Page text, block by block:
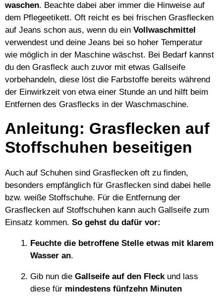
waschen. Beachte dabei aber immer die Hinweise auf
dem Pflegeetikett. Oft reicht es bei frischen Grasflecken
auf Jeans schon aus, wenn du ein Vollwaschmittel
verwendest und deine Jeans bei so hoher Temperatur
wie möglich in der Maschine wäschst. Bei Bedarf kannst
du den Grasfleck auch zuvor mit etwas Gallseife
vorbehandeln, diese löst die Farbstoffe bereits während
der Einwirkzeit von etwa einer Stunde an und hilft beim
Entfernen des Grasflecks in der Waschmaschine.
Anleitung: Grasflecken auf
Stoffschuhen beseitigen
Auch auf Schuhen sind Grasflecken oft zu finden,
besonders empfänglich für Grasflecken sind dabei helle
bzw. weiße Stoffschuhe. Für die Entfernung der
Grasflecken auf Stoffschuhen kann auch Gallseife zum
Einsatz kommen. So gehst du dafür vor:
Feuchte die betroffene Stelle etwas mit klarem
Wasser an.
Gib nun die Gallseife auf den Fleck und lass
diese für mindestens fünfzehn Minuten